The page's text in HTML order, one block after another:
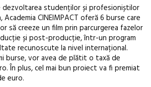
dezvoltarea studenților și profesioniștilor
Academia CINEIMPACT oferă 6 burse care
să creeze un film prin parcurgerea fazelor
și post-producție, într-un program
recunoscute la nivel internațional.
burse, vor avea de plătit o taxă de
În plus, cel mai bun proiect va fi premiat
euro.